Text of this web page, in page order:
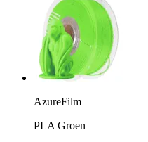
AzureFilm
PLA Groen